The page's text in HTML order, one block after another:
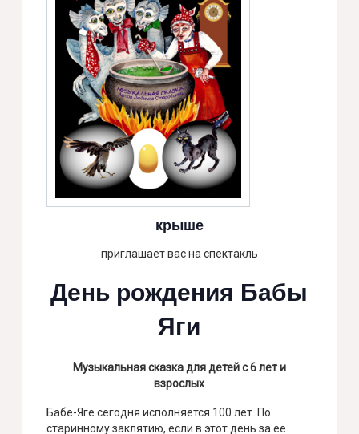
крыше
приглашает вас на спектакль
День рождения Бабы
Яги
Музыкальная сказка для детей с 6 лет и
взрослых
Бабе-Яге сегодня исполняется 100 лет. По
старинному заклятию, если в этот день за ее